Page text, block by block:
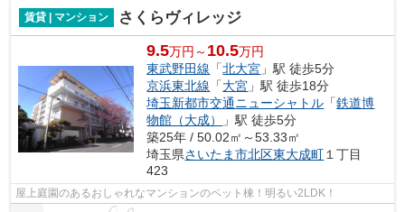
賃貸 | マンション さくらヴィレッジ
9.5万円～ 10.5万円
東武野田線 「北大宮 」駅 徒歩5分
京浜東北線 「大宮 」駅 徒歩18分
埼玉新都市交通ニューシャトル 「鉄道博
物館（大成）
」駅 徒歩5分
築25年 / 50.02㎡～53.33㎡
埼玉県さいたま市北区東大成町 １丁目
423
屋上庭園のあるおしゃれなマンションのペット棟！明るい2LDK！